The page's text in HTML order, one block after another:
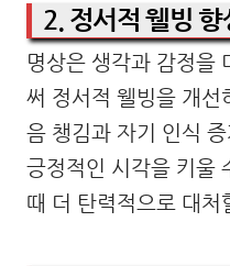
2. 정서적 웰빙 향
명상은 생각과 감정을
써 정서적 웰빙을 개
음 챙김과 자기 인식
긍정적인 시각을 키울
때 더 탄력적으로 대처